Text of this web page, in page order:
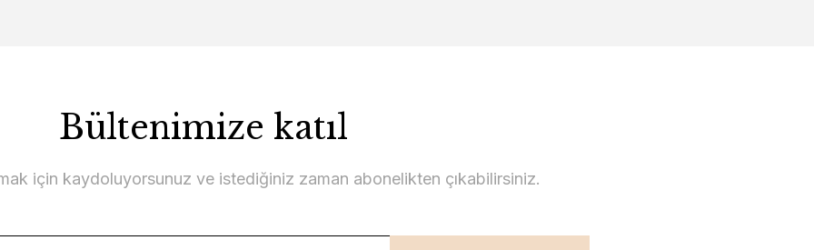
Bültenimize katıl
için kaydoluyorsunuz ve istediğiniz zaman abonelikten çıkabilirsiniz.